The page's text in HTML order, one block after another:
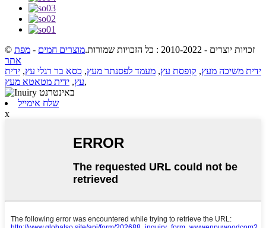
© זכויות יוצרים - 2010-2022 : כל הזכויות שמורות. מוצרים חמים - מפת
אתר
ידית משיכה מעץ, קופסת עץ, מעמד לפסנתר מעץ, כסא בר רגלי עץ, ידית
עץ, ידית מטאטא מעץ ,
שלח אימייל
x